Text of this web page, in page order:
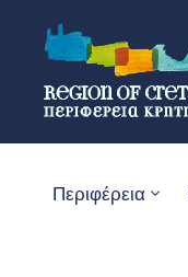
Περιφέρεια